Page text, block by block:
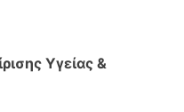
Υγείας &